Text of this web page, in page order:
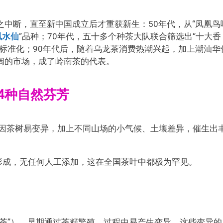
断，直至新中国成立后才重获新生：50年代，从“凤凰鸟
仙”品种；70年代，五十多个种茶大队联合筛选出“十大香
准化；90年代后，随着乌龙茶消费热潮兴起，加上潮汕华
市场，成了岭南茶的代表。
自然芬芳
茶树易变异，加上不同山场的小气候、土壤差异，催生出
，无任何人工添加，这在全国茶叶中都极为罕见。